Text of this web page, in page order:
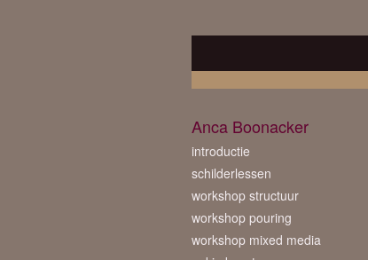
Anca Boonacker
introductie
schilderlessen
workshop structuur
workshop pouring
workshop mixed media